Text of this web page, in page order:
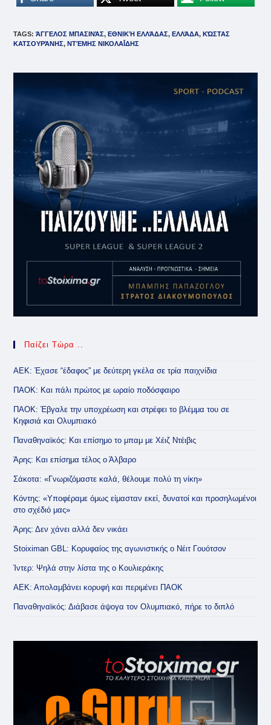
TAGS:ΆΓΓΕΛΟΣ ΜΠΑΣΙΝΆΣ, ΕΘΝΙΚΉ ΕΛΛΆΔΑΣ, ΕΛΛΆΔΑ, ΚΏΣΤΑΣ
ΚΑΤΣΟΥΡΆΝΗΣ, ΝΤΈΜΗΣ ΝΙΚΟΛΑΪ́ΔΗΣ
Παίζει Τώρα ..
ΑΕΚ: Έχασε “έδαφος” με δεύτερη γκέλα σε τρία παιχνίδια
ΠΑΟΚ: Και πάλι πρώτος με ωραίο ποδόσφαιρο
ΠΑΟΚ: Έβγαλε την υποχρέωση και στρέφει το βλέμμα του σε
Κηφισιά και Ολυμπιακό
Παναθηναϊκός: Και επίσημο το μπαμ με Χέιζ Ντέιβις
Άρης: Και επίσημα τέλος ο Άλβαρο
Σάκοτα: «Γνωριζόμαστε καλά, θέλουμε πολύ τη νίκη»
Κόντης: «Υποφέραμε όμως είμασταν εκεί, δυνατοί και προσηλωμένοι
στο σχέδιό μας»
Άρης: Δεν χάνει αλλά δεν νικάει
Stoiximan GBL: Κορυφαίος της αγωνιστικής ο Νέιτ Γουότσον
Ίντερ: Ψηλά στην λίστα της ο Κουλιεράκης
ΑΕΚ: Απολαμβάνει κορυφή και περιμένει ΠΑΟΚ
Παναθηναϊκός: Διάβασε άψογα τον Ολυμπιακό, πήρε το διπλό